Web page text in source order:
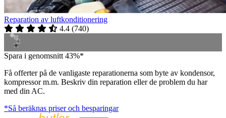
Reparation av luftkonditionering
4.4 (740)
Spara i genomsnitt 43%*
Få offerter på de vanligaste reparationerna som byte av kondensor,
kompressor m.m. Beskriv din reparation eller de problem du har
med din AC.
*Så beräknas priser och besparingar